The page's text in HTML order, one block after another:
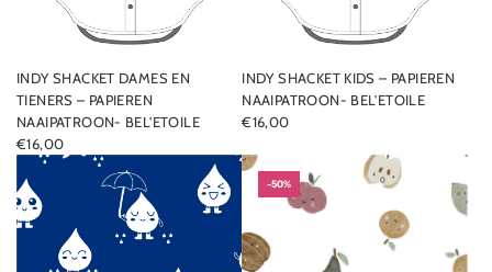
INDY SHACKET DAMES EN
TIENERS – PAPIEREN
NAAIPATROON- BEL'ETOILE
€16,00
INDY SHACKET KIDS – PAPIEREN
NAAIPATROON- BEL'ETOILE
€16,00
-50%